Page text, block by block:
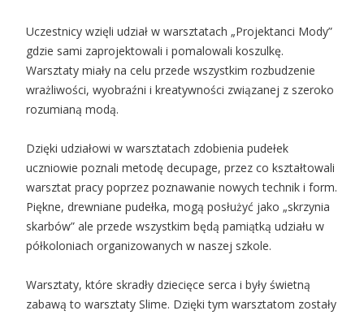
Uczestnicy wzięli udział w warsztatach „Projektanci Mody”
gdzie sami zaprojektowali i pomalowali koszulkę.
Warsztaty miały na celu przede wszystkim rozbudzenie
wrażliwości, wyobraźni i kreatywności związanej z szeroko
rozumianą modą.
Dzięki udziałowi w warsztatach zdobienia pudełek
uczniowie poznali metodę decupage, przez co kształtowali
warsztat pracy poprzez poznawanie nowych technik i form.
Piękne, drewniane pudełka, mogą posłużyć jako „skrzynia
skarbów” ale przede wszystkim będą pamiątką udziału w
półkoloniach organizowanych w naszej szkole.
Warsztaty, które skradły dziecięce serca i były świetną
zabawą to warsztaty Slime. Dzięki tym warsztatom zostały